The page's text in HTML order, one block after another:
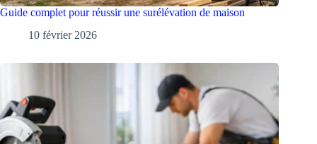
Guide complet pour réussir une surélévation de maison
10 février 2026